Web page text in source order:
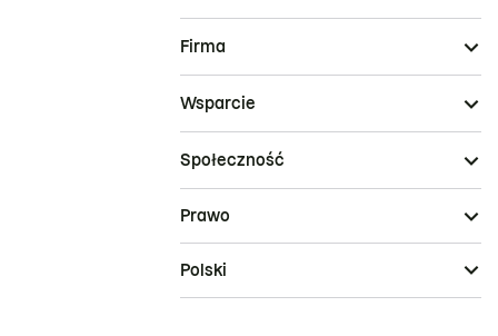
Firma
Wsparcie
Społeczność
Prawo
Polski